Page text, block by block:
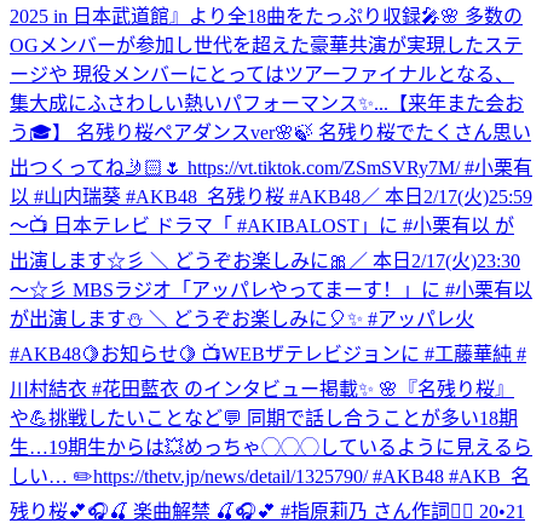
2025 in 日本武道館』より全18曲をたっぷり収録🎤🌸 多数の
OGメンバーが参加し世代を超えた豪華共演が実現したステ
ージや 現役メンバーにとってはツアーファイナルとなる、
集大成にふさわしい熱いパフォーマンス✨... 【来年また会お
う🎓】 名残り桜ペアダンスver🌸🍃 名残り桜でたくさん思い
出つくってね🤳🏻🌷 https://vt.tiktok.com/ZSmSVRy7M/ #小栗有
以 #山内瑞葵 #AKB48_名残り桜 #AKB48／ 本日2/17(火)25:59
～📺 日本テレビ ドラマ「 #AKIBALOST」に #小栗有以 が
出演します☆彡 ＼ どうぞお楽しみに🎀 ／ 本日2/17(火)23:30
～☆彡 MBSラジオ「アッパレやってまーす！」に #小栗有以
が出演します⛄ ＼ どうぞお楽しみに🎈✨ #アッパレ火
#AKB48🍋お知らせ🍋 📺WEBザテレビジョンに #工藤華純 #
川村結衣 #花田藍衣 のインタビュー掲載✨ 🌸『名残り桜』
や💪挑戦したいことなど💬 同期で話し合うことが多い18期
生…19期生からは💥めっちゃ◯◯◯しているように見えるら
しい… ✏️https://thetv.jp/news/detail/1325790/ #AKB48 #AKB_名
残り桜💕🎧🍒 楽曲解禁 🍒🎧💕 #指原莉乃 さん作詞✍🏻 20•21